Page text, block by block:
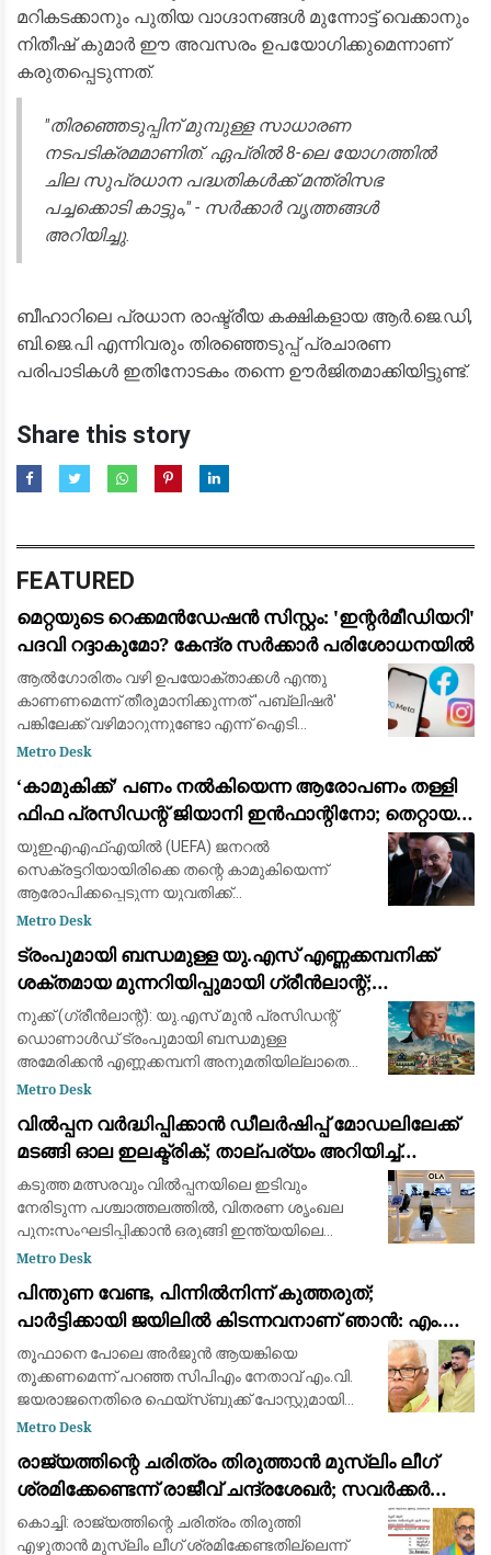
മറികടക്കാനും പുതിയ വാഗ്ദാനങ്ങൾ മുന്നോട്ട് വെക്കാനും
നിതീഷ് കുമാർ ഈ അവസരം ഉപയോഗിക്കുമെന്നാണ്
കരുതപ്പെടുന്നത്.
​"തിരഞ്ഞെടുപ്പിന് മുമ്പുള്ള സാധാരണ
നടപടിക്രമമാണിത്. ഏപ്രിൽ 8-ലെ യോഗത്തിൽ
ചില സുപ്രധാന പദ്ധതികൾക്ക് മന്ത്രിസഭ
പച്ചക്കൊടി കാട്ടും," - സർക്കാർ വൃത്തങ്ങൾ
അറിയിച്ചു.
​ബീഹാറിലെ പ്രധാന രാഷ്ട്രീയ കക്ഷികളായ ആർ.ജെ.ഡി,
ബി.ജെ.പി എന്നിവരും തിരഞ്ഞെടുപ്പ് പ്രചാരണ
പരിപാടികൾ ഇതിനോടകം തന്നെ ഊർജിതമാക്കിയിട്ടുണ്ട്.
Share this story
FEATURED
മെറ്റയുടെ റെക്കമൻഡേഷൻ സിസ്റ്റം: 'ഇന്റർമീഡിയറി'
പദവി റദ്ദാകുമോ? കേന്ദ്ര സർക്കാർ പരിശോധനയിൽ
ആൽഗോരിതം വഴി ഉപയോക്താക്കൾ എന്തു
കാണണമെന്ന് തീരുമാനിക്കുന്നത് 'പബ്ലിഷർ'
പങ്കിലേക്ക് വഴിമാറുന്നുണ്ടോ എന്ന് ഐടി
മന്ത്രാലയം വിലയിരുത്തുന്നു
Metro Desk
​‘കാമുകിക്ക്’ പണം നൽകിയെന്ന ആരോപണം തള്ളി
ഫിഫ പ്രസിഡന്റ് ജിയാനി ഇൻഫാന്റിനോ; തെറ്റായ
പ്രചാരണമെന്ന് പ്രതികരണം
യുഇഎഎഫ്‌എയിൽ (UEFA) ജനറൽ
സെക്രട്ടറിയായിരിക്കെ തന്റെ കാമുകിയെന്ന്
ആരോപിക്കപ്പെടുന്ന യുവതിക്ക്
ഓർഗനൈസേഷന്റെ പണം നൽകി
തള്ളി ഫിഫ പ്രസിഡന്റ് ജിയാനി ഇൻഫാന്റിനോ.
ബ്രിട്ട
Metro Desk
ട്രംപുമായി ബന്ധമുള്ള യു.എസ് എണ്ണക്കമ്പനിക്ക്
ശക്തമായ മുന്നറിയിപ്പുമായി ഗ്രീൻലാന്റ്;
അനുമതിയില്ലാതെ ഡ്രില്ലിംഗ് ഉപകരണങ്ങൾ
എത്തിച്ചതിൽ അമർഷം
നുക്ക് (ഗ്രീൻലാന്റ്): യു.എസ് മുൻ പ്രസിഡന്റ്
ഡൊണാൾഡ് ട്രംപുമായി ബന്ധമുള്ള
അമേരിക്കൻ എണ്ണക്കമ്പനി അനുമതിയില്ലാതെ
ഖനന സാമഗ്രികൾ കരയിലെത്തിച്ച സംഭവത്തിൽ
കിഴക
Metro Desk
വിൽപ്പന വർദ്ധിപ്പിക്കാൻ ഡീലർഷിപ്പ് മോഡലിലേക്ക്
മടങ്ങി ഓല ഇലക്ട്രിക്; താല്പര്യം അറിയിച്ച്
ആയിരത്തോളം പേർ
കടുത്ത മത്സരവും വിൽപ്പനയിലെ ഇടിവും
നേരിടുന്ന പശ്ചാത്തലത്തിൽ, വിതരണ ശൃംഖല
പുനഃസംഘടിപ്പിക്കാൻ ഒരുങ്ങി ഇന്ത്യയിലെ
മുൻനിര ഇലക്ട്രിക് ഇരുചക്ര വാഹന
ഇതുവരെ കമ്പ
Metro Desk
പിന്തുണ വേണ്ട, പിന്നിൽനിന്ന് കുത്തരുത്;
പാർട്ടിക്കായി ജയിലിൽ കിടന്നവനാണ് ഞാൻ: എം.വി.
ജയരാജന് മറുപടിയുമായി അർജുൻ ആയങ്കി
തൂഫാനെ പോലെ അര്‍ജുന്‍ ആയങ്കിയെ
തൂക്കണമെന്ന് പറഞ്ഞ സിപിഎം നേതാവ് എം.വി.
ജയരാജനെതിരെ ഫെയ്സ്ബുക്ക് പോസ്റ്റുമായി
അര്‍ജുന്‍ ആയങ്കി. തനിക്ക് അയിത്തം
താനീ പ്രസ്
Metro Desk
രാജ്യത്തിന്റെ ചരിത്രം തിരുത്താൻ മുസ്ലിം ലീഗ്
ശ്രമിക്കേണ്ടെന്ന് രാജീവ് ചന്ദ്രശേഖർ; സവർക്കർ
ചോദ്യ വിവാദത്തിൽ ശക്തമായ പ്രതികരണം
കൊച്ചി: രാജ്യത്തിന്റെ ചരിത്രം തിരുത്തി
എഴുതാൻ മുസ്ലിം ലീഗ് ശ്രമിക്കേണ്ടതില്ലെന്ന്